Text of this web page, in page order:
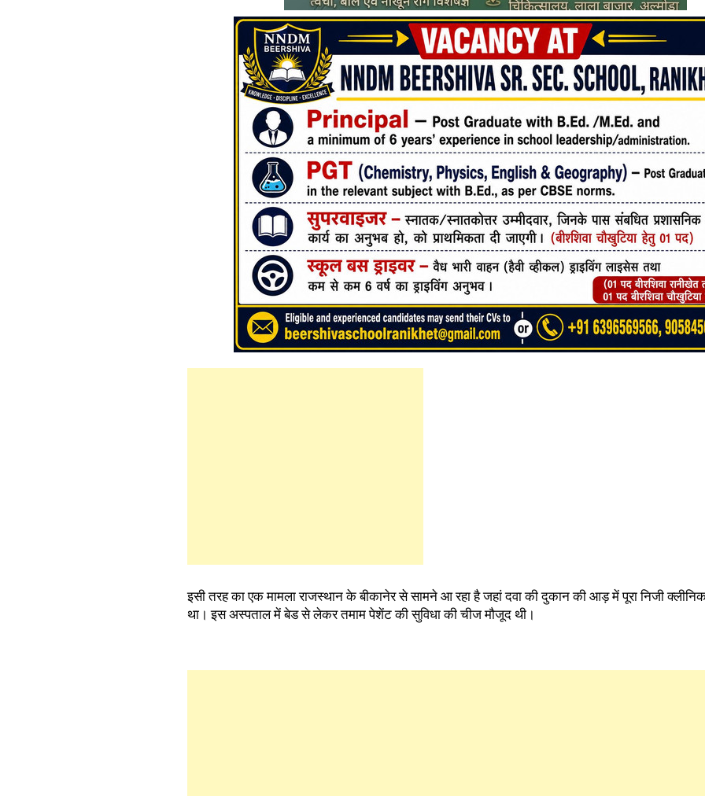
इसी तरह का एक मामला राजस्थान के बीकानेर से सामने आ रहा है जहां दवा की दुकान की आड़ में पूरा निजी
था। इस अस्पताल में बेड से लेकर तमाम पेशेंट की सुविधा की चीज मौजूद थी।